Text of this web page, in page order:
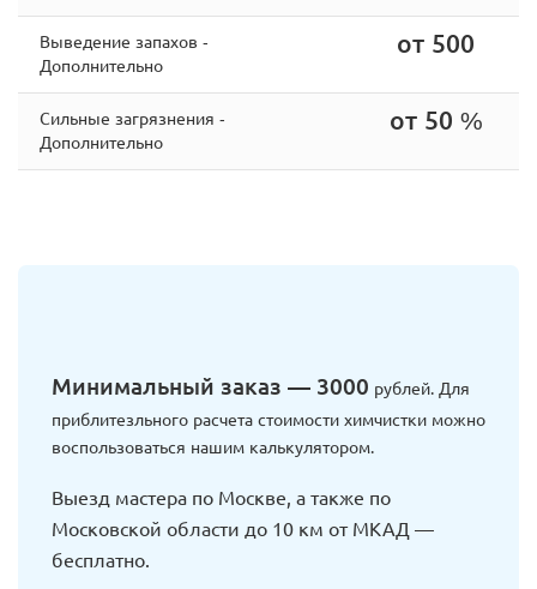
Выведение запахов -
Дополнительно
от 500
Сильные загрязнения -
Дополнительно
от 50 %
Минимальный заказ — 3000 рублей. Для
приблитезльного расчета стоимости химчистки можно
воспользоваться нашим калькулятором.
Выезд мастера по Москве, а также по
Московской области до 10 км от МКАД —
бесплатно.